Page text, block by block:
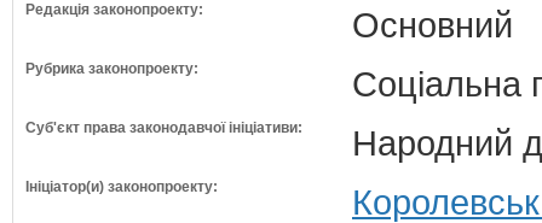
Редакція законопроекту: Основний
Рубрика законопроекту: Соціальна
Суб'єкт права законодавчої ініціативи: Народний
Ініціатор(и) законопроекту: